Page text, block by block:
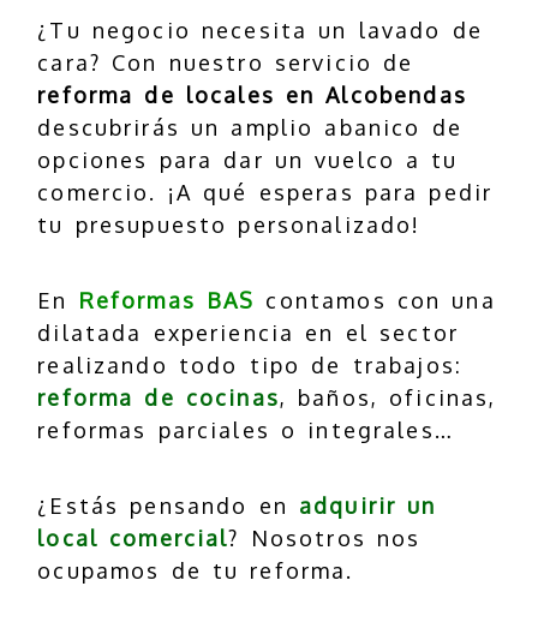
¿Tu negocio necesita un lavado de
cara? Con nuestro servicio de
reforma de locales en Alcobendas
descubrirás un amplio abanico de
opciones para dar un vuelco a tu
comercio. ¡A qué esperas para pedir
tu presupuesto personalizado!
En Reformas BAS contamos con una
dilatada experiencia en el sector
realizando todo tipo de trabajos:
reforma de cocinas, baños, oficinas,
reformas parciales o integrales…
¿Estás pensando en adquirir un
local comercial? Nosotros nos
ocupamos de tu reforma.